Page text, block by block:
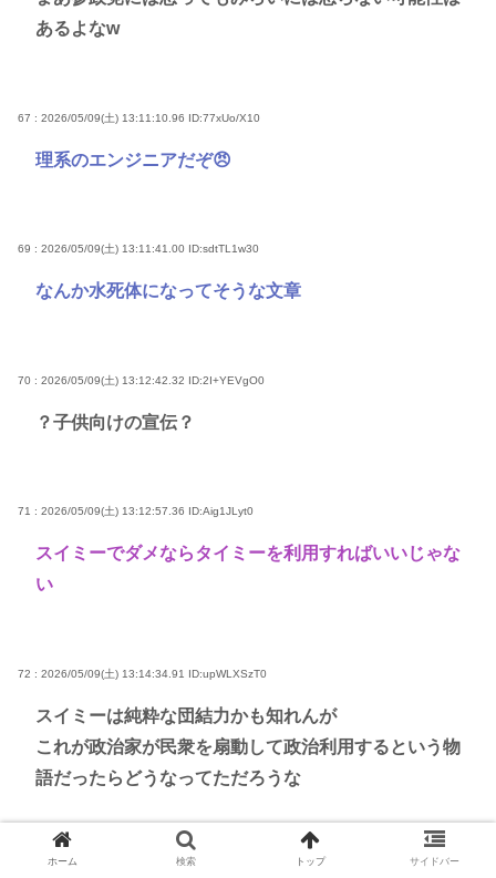
あるよなw
67 : 2026/05/09(土) 13:11:10.96 ID:77xUo/X10
理系のエンジニアだぞ😠
69 : 2026/05/09(土) 13:11:41.00 ID:sdtTL1w30
なんか水死体になってそうな文章
70 : 2026/05/09(土) 13:12:42.32 ID:2I+YEVgO0
？子供向けの宣伝？
71 : 2026/05/09(土) 13:12:57.36 ID:Aig1JLyt0
スイミーでダメならタイミーを利用すればいいじゃな
い
72 : 2026/05/09(土) 13:14:34.91 ID:upWLXSzT0
スイミーは純粋な団結力かも知れんが
これが政治家が民衆を扇動して政治利用するという物
語だったらどうなってただろうな
73 : 2026/05/09(土) 13:14:54.73ID:1D6ZYZpw0
ホーム 検索 トップ サイドバー